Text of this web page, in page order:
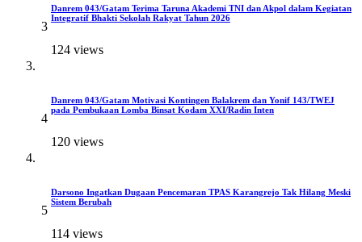
3
Danrem 043/Gatam Terima Taruna Akademi TNI dan Akpol dalam Kegiatan
Integratif Bhakti Sekolah Rakyat Tahun 2026
124 views
4
Danrem 043/Gatam Motivasi Kontingen Balakrem dan Yonif 143/TWEJ
pada Pembukaan Lomba Binsat Kodam XXI/Radin Inten
120 views
5
Darsono Ingatkan Dugaan Pencemaran TPAS Karangrejo Tak Hilang Meski
Sistem Berubah
114 views